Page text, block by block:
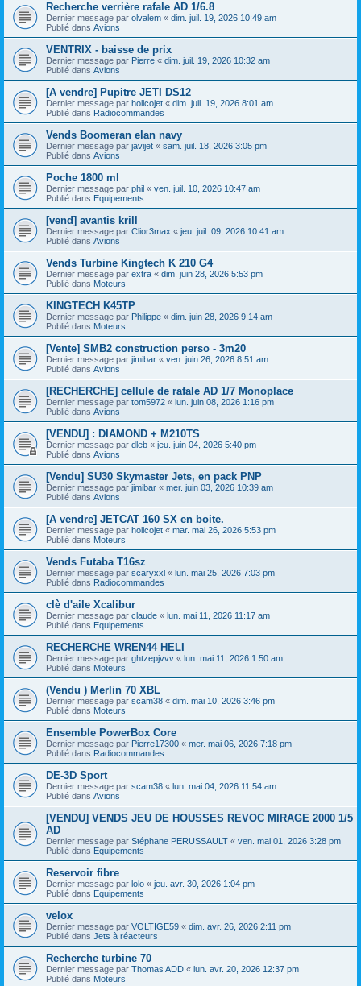
Recherche verrière rafale AD 1/6.8
Dernier message par olvalem « dim. juil. 19, 2026 10:49 am
Publié dans Avions
VENTRIX - baisse de prix
Dernier message par Pierre « dim. juil. 19, 2026 10:32 am
Publié dans Avions
[A vendre] Pupitre JETI DS12
Dernier message par holicojet « dim. juil. 19, 2026 8:01 am
Publié dans Radiocommandes
Vends Boomeran elan navy
Dernier message par javijet « sam. juil. 18, 2026 3:05 pm
Publié dans Avions
Poche 1800 ml
Dernier message par phil « ven. juil. 10, 2026 10:47 am
Publié dans Equipements
[vend] avantis krill
Dernier message par Clior3max « jeu. juil. 09, 2026 10:41 am
Publié dans Avions
Vends Turbine Kingtech K 210 G4
Dernier message par extra « dim. juin 28, 2026 5:53 pm
Publié dans Moteurs
KINGTECH K45TP
Dernier message par Philippe « dim. juin 28, 2026 9:14 am
Publié dans Moteurs
[Vente] SMB2 construction perso - 3m20
Dernier message par jimibar « ven. juin 26, 2026 8:51 am
Publié dans Avions
[RECHERCHE] cellule de rafale AD 1/7 Monoplace
Dernier message par tom5972 « lun. juin 08, 2026 1:16 pm
Publié dans Avions
[VENDU] : DIAMOND + M210TS
Dernier message par dleb « jeu. juin 04, 2026 5:40 pm
Publié dans Avions
[Vendu] SU30 Skymaster Jets, en pack PNP
Dernier message par jimibar « mer. juin 03, 2026 10:39 am
Publié dans Avions
[A vendre] JETCAT 160 SX en boite.
Dernier message par holicojet « mar. mai 26, 2026 5:53 pm
Publié dans Moteurs
Vends Futaba T16sz
Dernier message par scaryxxl « lun. mai 25, 2026 7:03 pm
Publié dans Radiocommandes
clè d'aile Xcalibur
Dernier message par claude « lun. mai 11, 2026 11:17 am
Publié dans Equipements
RECHERCHE WREN44 HELI
Dernier message par ghtzepjvvv « lun. mai 11, 2026 1:50 am
Publié dans Moteurs
(Vendu ) Merlin 70 XBL
Dernier message par scam38 « dim. mai 10, 2026 3:46 pm
Publié dans Moteurs
Ensemble PowerBox Core
Dernier message par Pierre17300 « mer. mai 06, 2026 7:18 pm
Publié dans Radiocommandes
DE-3D Sport
Dernier message par scam38 « lun. mai 04, 2026 11:54 am
Publié dans Avions
[VENDU] VENDS JEU DE HOUSSES REVOC MIRAGE 2000 1/5
AD
Dernier message par Stéphane PERUSSAULT « ven. mai 01, 2026 3:28 pm
Publié dans Equipements
Reservoir fibre
Dernier message par lolo « jeu. avr. 30, 2026 1:04 pm
Publié dans Equipements
velox
Dernier message par VOLTIGE59 « dim. avr. 26, 2026 2:11 pm
Publié dans Jets à réacteurs
Recherche turbine 70
Dernier message par Thomas ADD « lun. avr. 20, 2026 12:37 pm
Publié dans Moteurs